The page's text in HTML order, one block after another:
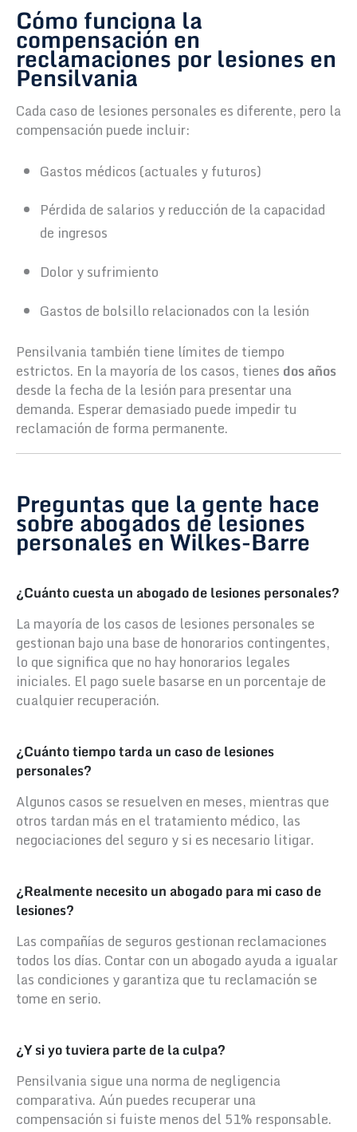
Cómo funciona la
compensación en
reclamaciones por lesiones en
Pensilvania
Cada caso de lesiones personales es diferente, pero la
compensación puede incluir:
Gastos médicos (actuales y futuros)
Pérdida de salarios y reducción de la capacidad
de ingresos
Dolor y sufrimiento
Gastos de bolsillo relacionados con la lesión
Pensilvania también tiene límites de tiempo
estrictos. En la mayoría de los casos, tienes dos años
desde la fecha de la lesión para presentar una
demanda. Esperar demasiado puede impedir tu
reclamación de forma permanente.
Preguntas que la gente hace
sobre abogados de lesiones
personales en Wilkes-Barre
¿Cuánto cuesta un abogado de lesiones personales?
La mayoría de los casos de lesiones personales se
gestionan bajo una base de honorarios contingentes,
lo que significa que no hay honorarios legales
iniciales. El pago suele basarse en un porcentaje de
cualquier recuperación.
¿Cuánto tiempo tarda un caso de lesiones
personales?
Algunos casos se resuelven en meses, mientras que
otros tardan más en el tratamiento médico, las
negociaciones del seguro y si es necesario litigar.
¿Realmente necesito un abogado para mi caso de
lesiones?
Las compañías de seguros gestionan reclamaciones
todos los días. Contar con un abogado ayuda a igualar
las condiciones y garantiza que tu reclamación se
tome en serio.
¿Y si yo tuviera parte de la culpa?
Pensilvania sigue una norma de negligencia
comparativa. Aún puedes recuperar una
compensación si fuiste menos del 51% responsable.